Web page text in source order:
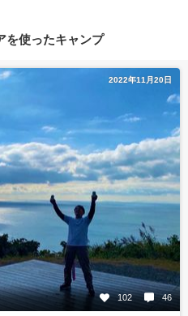
を使ったキャンプ
2022年11月20日
102 46